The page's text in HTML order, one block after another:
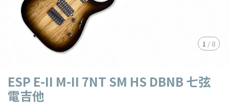
1 / 8
ESP E-II M-II 7NT SM HS DBNB 七弦
電吉他